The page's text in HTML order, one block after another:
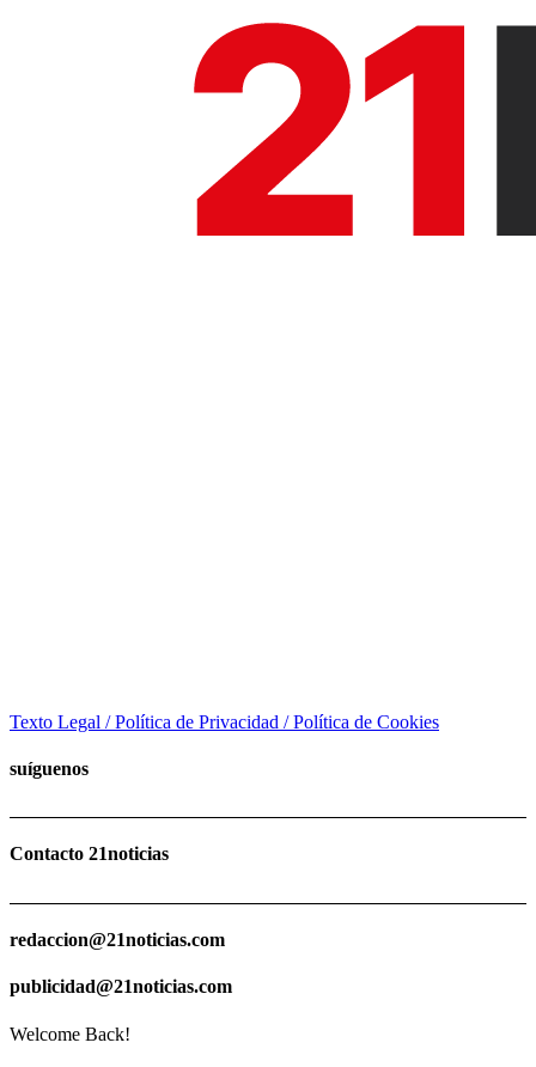
Texto Legal / Política de Privacidad / Política de Cookies
suíguenos
Contacto 21noticias
redaccion@21noticias.com
publicidad@21noticias.com
Welcome Back!